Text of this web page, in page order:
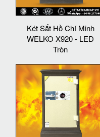
Két Sắt Hồ Chí Minh
WELKO X920 - LED
Tròn